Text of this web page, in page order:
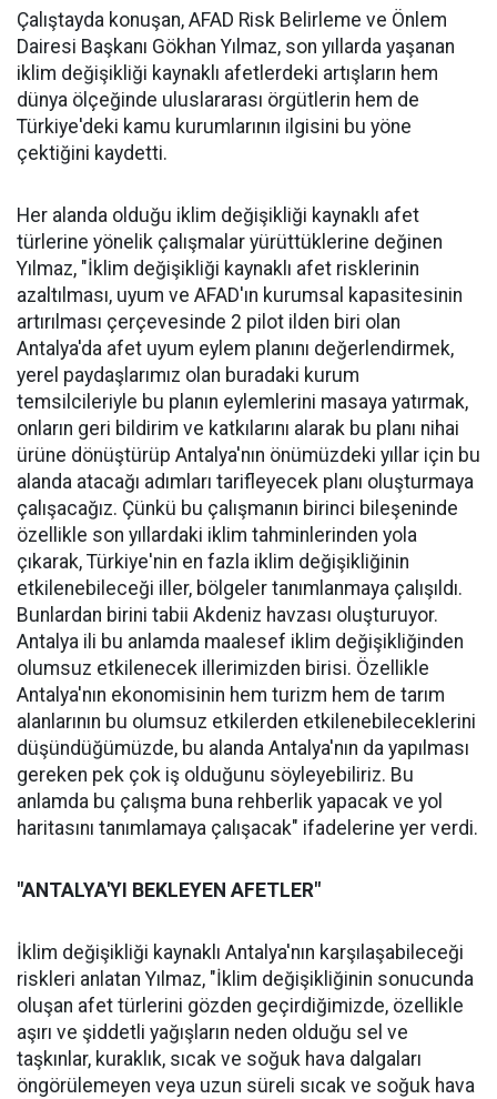
Çalıştayda konuşan, AFAD Risk Belirleme ve Önlem
Dairesi Başkanı Gökhan Yılmaz, son yıllarda yaşanan
iklim değişikliği kaynaklı afetlerdeki artışların hem
dünya ölçeğinde uluslararası örgütlerin hem de
Türkiye'deki kamu kurumlarının ilgisini bu yöne
çektiğini kaydetti.
Her alanda olduğu iklim değişikliği kaynaklı afet
türlerine yönelik çalışmalar yürüttüklerine değinen
Yılmaz, "İklim değişikliği kaynaklı afet risklerinin
azaltılması, uyum ve AFAD'ın kurumsal kapasitesinin
artırılması çerçevesinde 2 pilot ilden biri olan
Antalya'da afet uyum eylem planını değerlendirmek,
yerel paydaşlarımız olan buradaki kurum
temsilcileriyle bu planın eylemlerini masaya yatırmak,
onların geri bildirim ve katkılarını alarak bu planı nihai
ürüne dönüştürüp Antalya'nın önümüzdeki yıllar için bu
alanda atacağı adımları tarifleyecek planı oluşturmaya
çalışacağız. Çünkü bu çalışmanın birinci bileşeninde
özellikle son yıllardaki iklim tahminlerinden yola
çıkarak, Türkiye'nin en fazla iklim değişikliğinin
etkilenebileceği iller, bölgeler tanımlanmaya çalışıldı.
Bunlardan birini tabii Akdeniz havzası oluşturuyor.
Antalya ili bu anlamda maalesef iklim değişikliğinden
olumsuz etkilenecek illerimizden birisi. Özellikle
Antalya'nın ekonomisinin hem turizm hem de tarım
alanlarının bu olumsuz etkilerden etkilenebileceklerini
düşündüğümüzde, bu alanda Antalya'nın da yapılması
gereken pek çok iş olduğunu söyleyebiliriz. Bu
anlamda bu çalışma buna rehberlik yapacak ve yol
haritasını tanımlamaya çalışacak" ifadelerine yer verdi.
"ANTALYA'YI BEKLEYEN AFETLER"
İklim değişikliği kaynaklı Antalya'nın karşılaşabileceği
riskleri anlatan Yılmaz, "İklim değişikliğinin sonucunda
oluşan afet türlerini gözden geçirdiğimizde, özellikle
aşırı ve şiddetli yağışların neden olduğu sel ve
taşkınlar, kuraklık, sıcak ve soğuk hava dalgaları
öngörülemeyen veya uzun süreli sıcak ve soğuk hava